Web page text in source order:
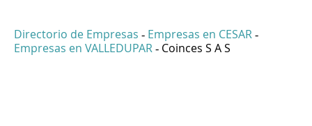
Directorio de Empresas - Empresas en CESAR -
Empresas en VALLEDUPAR - Coinces S A S